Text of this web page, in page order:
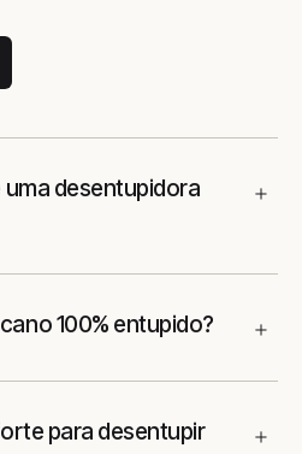
uma desentupidora
100% entupido?
para desentupir